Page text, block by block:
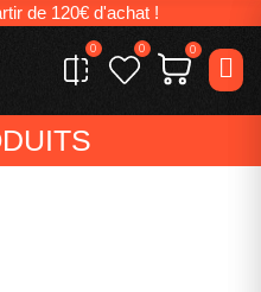
de 120€ d'achat !
0 0 0